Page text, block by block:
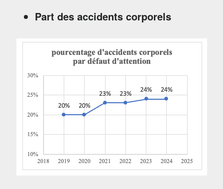
Part des accidents corporels